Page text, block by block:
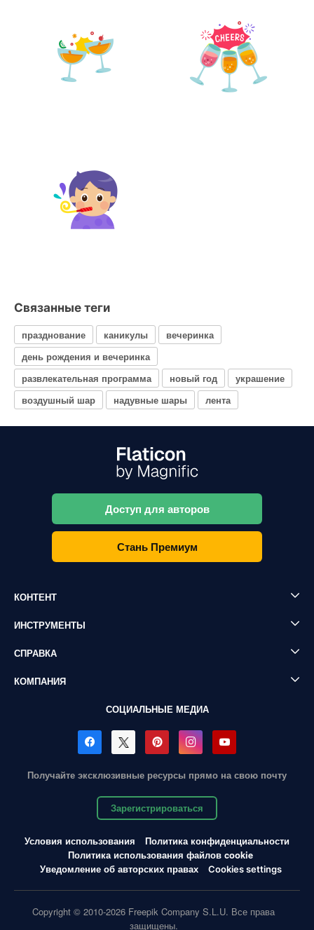
Связанные теги
празднование каникулы
вечеринка
день рождения и вечеринка
развлекательная программа
новый год
украшение
воздушный шар
надувные шары лента
Доступ для авторов
Стань Премиум
КОНТЕНТ
ИНСТРУМЕНТЫ
СПРАВКА
КОМПАНИЯ
СОЦИАЛЬНЫЕ МЕДИА
Получайте эксклюзивные ресурсы прямо на свою почту
Зарегистрироваться
Условия использования
Политика конфиденциальности
Политика использования файлов cookie
Уведомление об авторских правах
Cookies settings
Copyright © 2010-2026 Freepik Company S.L.U. Все права
защищены.